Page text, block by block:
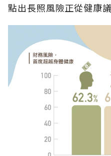
點出長照風險正從健康